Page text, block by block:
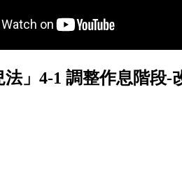
法」4-1 調整作息階段-